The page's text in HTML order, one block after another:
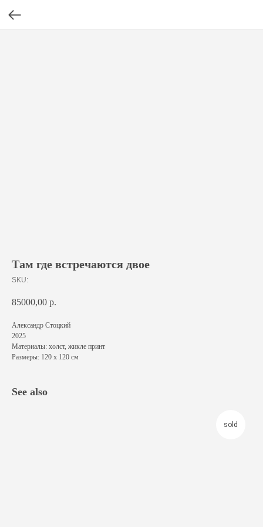
Там где встречаются двое
SKU:
85000,00 р.
Александр Стоцкий
2025
Материалы: холст, жикле принт
Размеры: 120 х 120 см
See also
sold